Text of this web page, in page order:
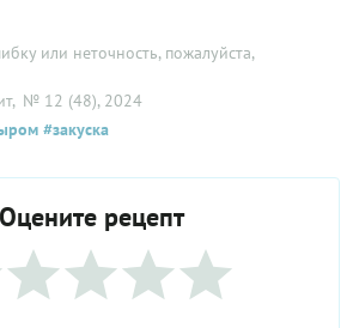
или неточность, пожалуйста,
, № 12 (48), 2024
#закуска
Оцените рецепт